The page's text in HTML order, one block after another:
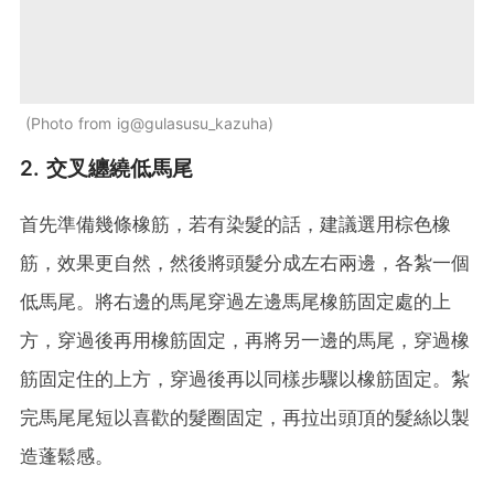
Photo from ig@gulasusu_kazuha
2. 交叉纏繞低馬尾
首先準備幾條橡筋，若有染髮的話，建議選用棕色橡
筋，效果更自然，然後將頭髮分成左右兩邊，各紮一個
低馬尾。將右邊的馬尾穿過左邊馬尾橡筋固定處的上
方，穿過後再用橡筋固定，再將另一邊的馬尾，穿過橡
筋固定住的上方，穿過後再以同樣步驟以橡筋固定。紮
完馬尾尾短以喜歡的髮圈固定，再拉出頭頂的髮絲以製
造蓬鬆感。